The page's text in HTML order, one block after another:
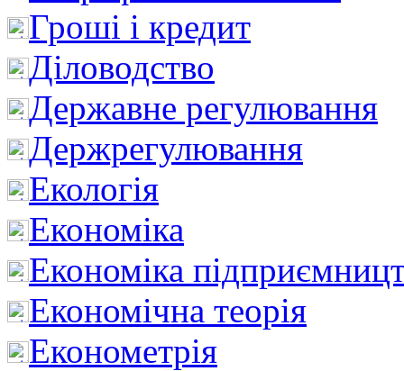
Гроші і кредит
Діловодство
Державне регулювання
Держрегулювання
Екологія
Економіка
Економіка
Економічна теорія
Економетрія